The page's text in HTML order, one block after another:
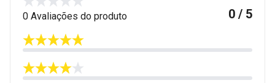
0 Avaliações do produto 0 / 5